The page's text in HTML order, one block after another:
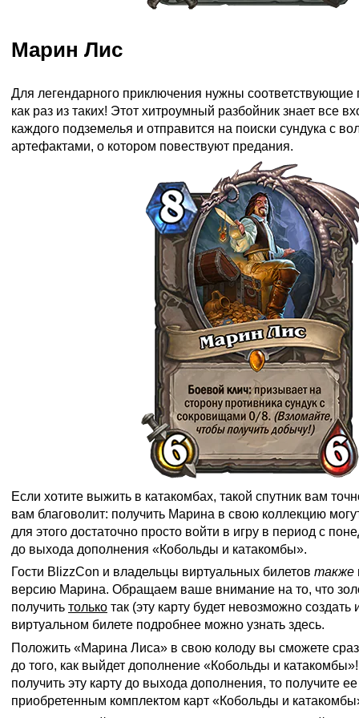
Марин Лис
Для легендарного приключения нужны соответствующие
как раз из таких! Этот хитроумный разбойник знает все
каждого подземелья и отправится на поиски сундука с
артефактами, о котором повествуют предания.
Если хотите выжить в катакомбах, такой спутник вам
вам благоволит: получить Марина в свою коллекцию
для этого достаточно просто войти в игру в период с
до выхода дополнения «Кобольды и катакомбы».
Гости BlizzCon и владельцы виртуальных билетов также
версию Марина. Обращаем ваше внимание на то, что
получить только так (эту карту будет невозможно
виртуальном билете подробнее можно узнать здесь.
Положить «Марина Лиса» в свою колоду вы сможете
до того, как выйдет дополнение «Кобольды и
получить эту карту до выхода дополнения, то получите
приобретенным комплектом карт «Кобольды и